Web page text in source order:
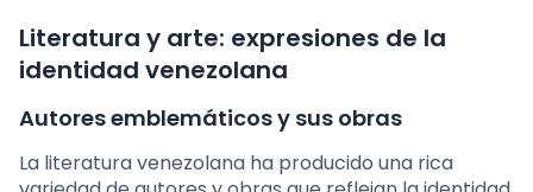
Literatura y arte: expresiones de la
identidad venezolana
Autores emblemáticos y sus obras
La literatura venezolana ha producido una rica